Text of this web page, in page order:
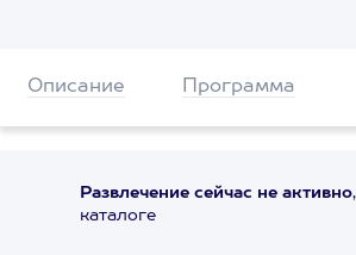
Описание Программа
Развлечение сейчас не активно
каталоге